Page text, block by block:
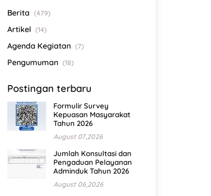
Berita (479)
Artikel (14)
Agenda Kegiatan (7)
Pengumuman (18)
Postingan terbaru
Formulir Survey
Kepuasan Masyarakat
Tahun 2026
August 07,2026
Jumlah Konsultasi dan
Pengaduan Pelayanan
Adminduk Tahun 2026
August 06,2026